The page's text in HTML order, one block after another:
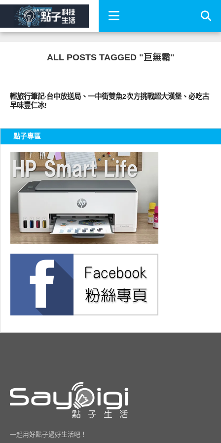
ALL POSTS TAGGED "巨無霸"
輕旅行筆記‧台中放送局、一中街雙魚2次方挑戰超大漢堡、必吃古
早味豐仁冰!
點子專區
一起用好點子過好生活吧！